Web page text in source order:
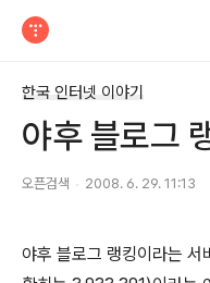
한국 인터넷 이야기
야후 블로그
오픈검색 2008. 6. 29. 11:13
야후 블로그 랭킹이라는